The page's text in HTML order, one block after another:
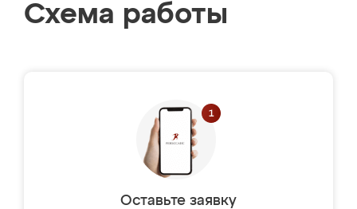
Схема работы
Оставьте заявку